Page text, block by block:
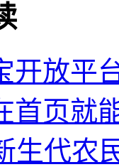
开放平
首页就
生代农